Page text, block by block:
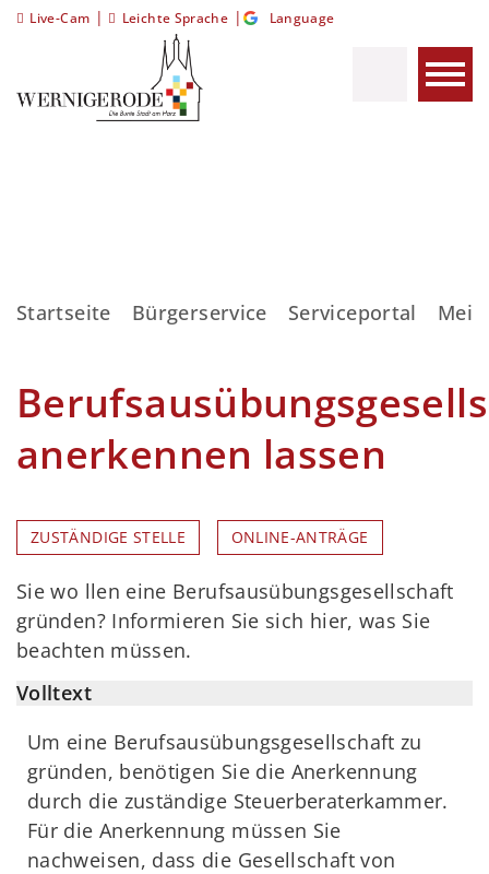
Live-Cam | Leichte Sprache | Language
Startseite Bürgerservice Serviceportal
anerkennen lassen
ZUSTÄNDIGE STELLE ONLINE-ANTRÄGE
Sie wo llen eine Berufsausübungsgesellschaft
gründen? Informieren Sie sich hier, was Sie
beachten müssen.
Volltext
Um eine Berufsausübungsgesellschaft zu
gründen, benötigen Sie die Anerkennung
durch die zuständige Steuerberaterkammer.
Für die Anerkennung müssen Sie
nachweisen, dass die Gesellschaft von